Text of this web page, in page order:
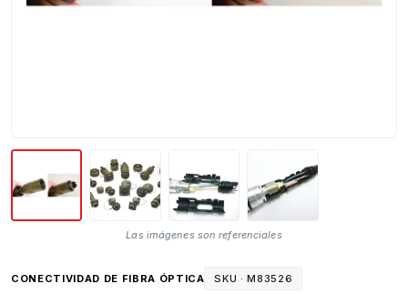
Las imágenes son referenciales
CONECTIVIDAD DE FIBRA ÓPTICA SKU ·M83526